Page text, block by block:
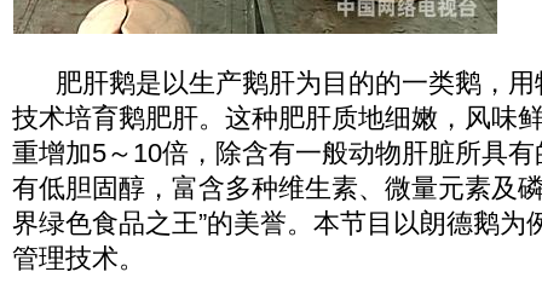
肥肝鹅是以生产鹅肝为目的的一类鹅，用
技术培育鹅肥肝。这种肥肝质地细嫩，风味
重增加5～10倍，除含有一般动物肝脏所具
有低胆固醇，富含多种维生素、微量元素及
界绿色食品之王”的美誉。本节目以朗德鹅为
管理技术。